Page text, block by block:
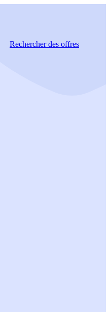
Rechercherdes offres